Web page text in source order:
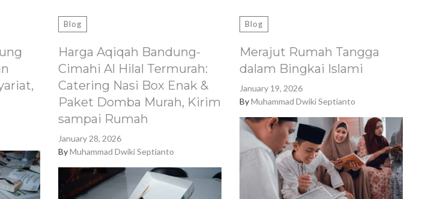
Blog
Harga Aqiqah Bandung-
Cimahi Al Hilal Termurah:
Catering Nasi Box Enak &
Paket Domba Murah, Kirim
sampai Rumah
January 28, 2026
ByMuhammad Dwiki Septianto
Blog
Merajut Rumah Tangga
dalam Bingkai Islami
January 19, 2026
ByMuhammad Dwiki Septianto